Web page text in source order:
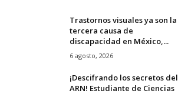
Trastornos visuales ya son la
tercera causa de
discapacidad en México,...
6 agosto, 2026
¡Descifrando los secretos del
ARN! Estudiante de Ciencias